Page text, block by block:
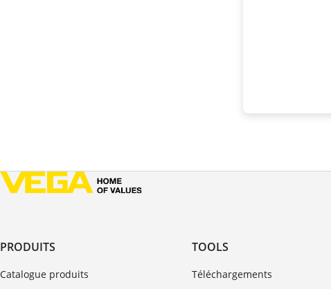
PRODUITS
Catalogue produits
TOOLS
Téléchargements